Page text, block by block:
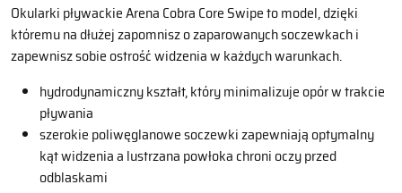
Okularki pływackie Arena Cobra Core Swipe to model, dzięki
któremu na dłużej zapomnisz o zaparowanych soczewkach i
zapewnisz sobie ostrość widzenia w każdych warunkach.
hydrodynamiczny kształt, który minimalizuje opór w trakcie
pływania
szerokie poliwęglanowe soczewki zapewniają optymalny
kąt widzenia a lustrzana powłoka chroni oczy przed
odblaskami